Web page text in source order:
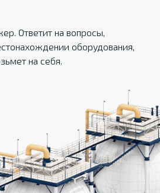
Ответит на вопросы,
оборудования,
на себя.